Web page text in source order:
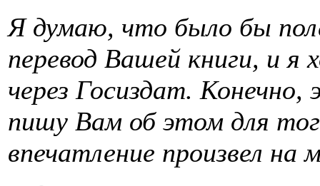
Я думаю, что было бы
перевод Вашей книги, и я
через Госиздат.
пишу Вам об этом для
впечатление произвел